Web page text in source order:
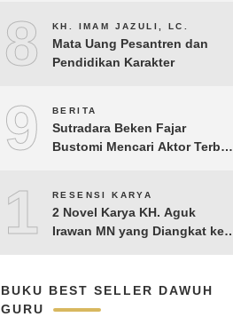
8 KH. IMAM JAZULI, LC.
Mata Uang Pesantren dan
Pendidikan Karakter
9 BERITA
Sutradara Beken Fajar
Bustomi Mencari Aktor Terbaik
KH. Hasyim Asy’ari karya KH.
Aguk Irawan MN
10RESENSI KARYA
2 Novel Karya KH. Aguk
Irawan MN yang Diangkat ke
BUKU BEST SELLER DAWUH
GURU